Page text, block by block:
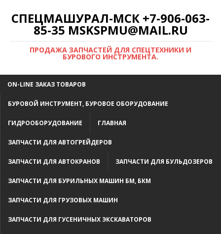
СПЕЦМАШУРАЛ-МСК +7-906-063-
85-35 MSKSPMU@MAIL.RU
ПРОДАЖА ЗАПЧАСТЕЙ ДЛЯ СПЕЦТЕХНИКИ И
БУРОВОГО ИНСТРУМЕНТА.
ON-LINE ЗАКАЗ ТОВАРОВ
БУРОВОЙ ИНСТРУМЕНТ, БУРОВОЕ ОБОРУДОВАНИЕ
ГИДРООБОРУДОВАНИЕ ГЛАВНАЯ
ЗАПЧАСТИ ДЛЯ АВТОГРЕЙДЕРОВ
ЗАПЧАСТИ ДЛЯ АВТОКРАНОВ ЗАПЧАСТИ ДЛЯ БУЛЬДОЗЕРОВ
ЗАПЧАСТИ ДЛЯ БУРИЛЬНЫХ МАШИН БМ, БКМ
ЗАПЧАСТИ ДЛЯ ГРУЗОВЫХ МАШИН
ЗАПЧАСТИ ДЛЯ ГУСЕНИЧНЫХ ЭКСКАВАТОРОВ